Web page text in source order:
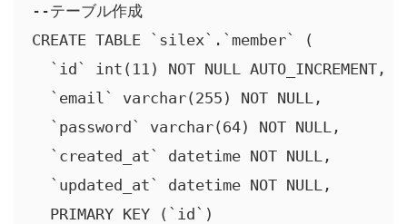
--テーブル作成
CREATE TABLE `silex`.`member` (
  `id` int(11) NOT NULL AUTO_INCREMENT,
  `email` varchar(255) NOT NULL,
  `password` varchar(64) NOT NULL,
  `created_at` datetime NOT NULL,
  `updated_at` datetime NOT NULL,
  PRIMARY KEY (`id`)